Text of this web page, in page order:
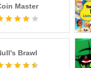
Master
Brawl